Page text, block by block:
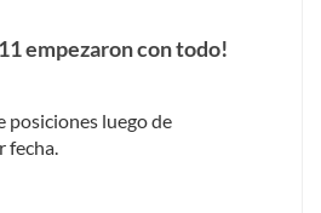
empezaron con todo!
posiciones luego de
fecha.